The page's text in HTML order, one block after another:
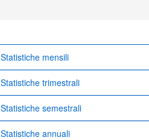
Statistiche mensili
Statistiche trimestrali
Statistiche semestrali
Statistiche annuali